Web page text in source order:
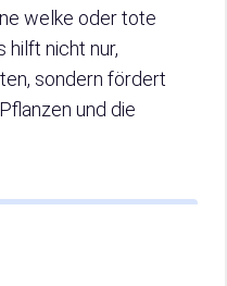
welke oder tote
hilft nicht nur,
sondern fördert
und die